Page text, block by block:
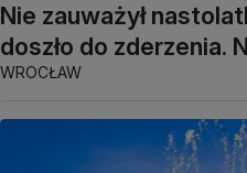
Nie zauważył
doszło do zderzenia.
WROCŁAW